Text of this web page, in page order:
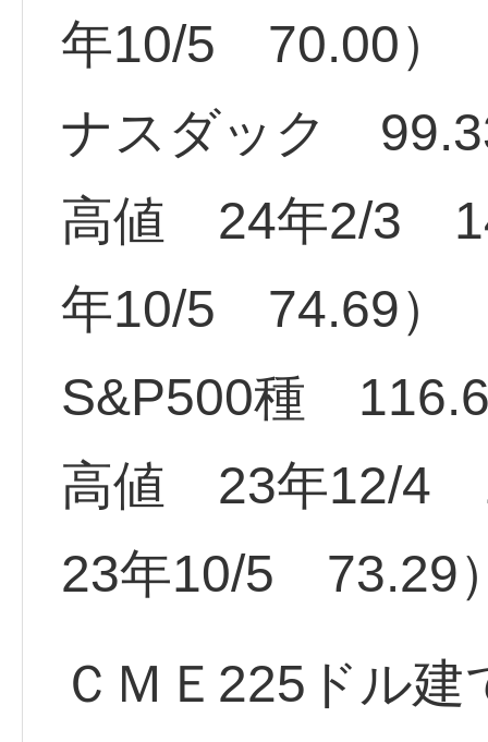
年10/5 70.00）
ナスダック
高値 24年2/3
年10/5 74.69）
S&P500種
高値 23年12/
23年10/5 73.29
ＣＭＥ225ドル